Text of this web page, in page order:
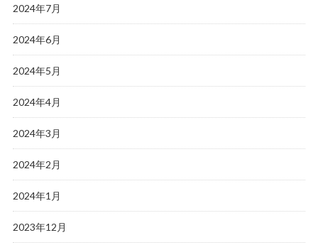
2024年7月
2024年6月
2024年5月
2024年4月
2024年3月
2024年2月
2024年1月
2023年12月